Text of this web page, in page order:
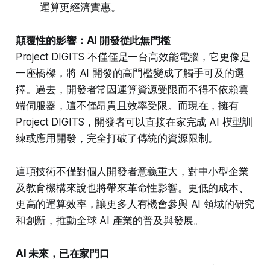
運算更經濟實惠。
顛覆性的影響：AI 開發從此無門檻
Project DIGITS 不僅僅是一台高效能電腦，它更像是
一座橋樑，將 AI 開發的高門檻變成了觸手可及的選
擇。過去，開發者常因運算資源受限而不得不依賴雲
端伺服器，這不僅昂貴且效率受限。而現在，擁有
Project DIGITS，開發者可以直接在家完成 AI 模型訓
練或應用開發，完全打破了傳統的資源限制。
這項技術不僅對個人開發者意義重大，對中小型企業
及教育機構來說也將帶來革命性影響。更低的成本、
更高的運算效率，讓更多人有機會參與 AI 領域的研究
和創新，推動全球 AI 產業的普及與發展。
AI 未來，已在家門口